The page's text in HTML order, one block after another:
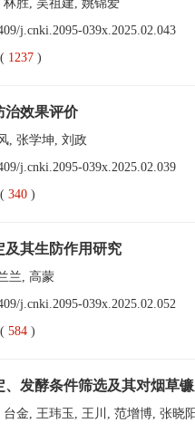
胜, 吴祖建, 姚锦爱
j.cnki.2095-039x.2025.02.043
1237 )
治效果评价
, 张学坤, 刘政
j.cnki.2095-039x.2025.02.039
340 )
及其生防作用研究
兰, 高蒙
j.cnki.2095-039x.2025.02.052
584 )
发酵条件筛选及其对烟草
金, 王玮玉, 王川, 范增博, 张晓